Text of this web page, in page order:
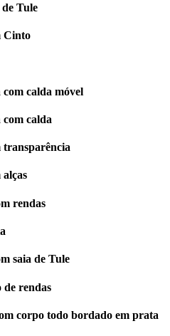
de Tule
Cinto
com calda móvel
com calda
transparência
alças
rendas
saia de Tule
de rendas
corpo todo bordado em prata